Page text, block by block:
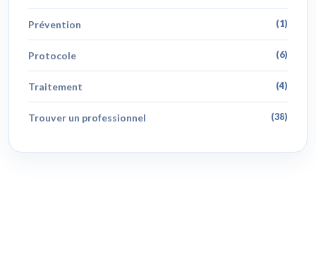
Prévention (1)
Protocole (6)
Traitement (4)
Trouver un professionnel (38)